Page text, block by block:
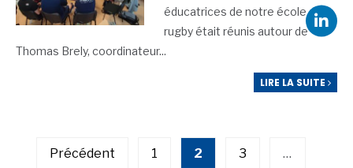
éducatrices de notre école de
rugby était réunis autour de
Thomas Brely, coordinateur...
LIRE LA SUITE
publications
Précédent 1 2 3 …